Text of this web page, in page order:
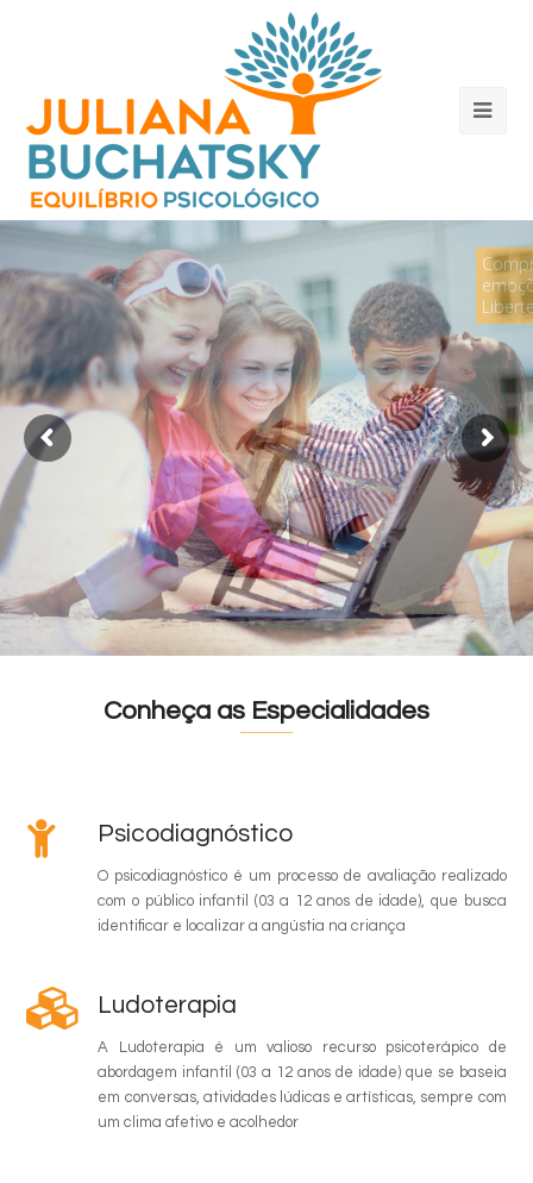
Conheça as Especialidades
Psicodiagnóstico
O psicodiagnóstico é um processo de avaliação realizado
com o público infantil (03 a 12 anos de idade), que busca
identificar e localizar a angústia na criança
Ludoterapia
A Ludoterapia é um valioso recurso psicoterápico de
abordagem infantil (03 a 12 anos de idade) que se baseia
em conversas, atividades lúdicas e artísticas, sempre com
um clima afetivo e acolhedor